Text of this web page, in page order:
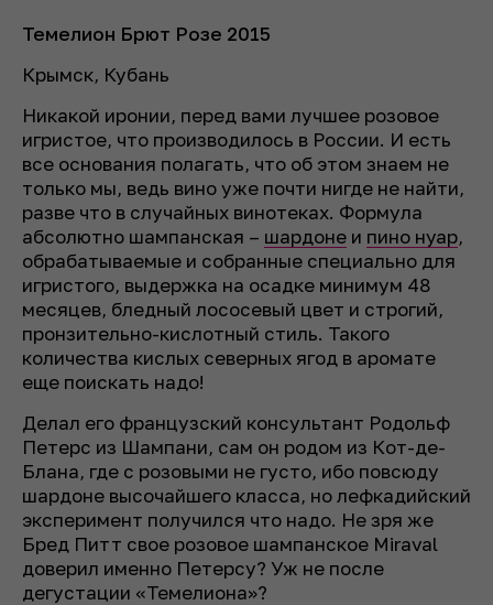
Темелион Брют Розе 2015
Крымск, Кубань
Никакой иронии, перед вами лучшее розовое
игристое, что производилось в России. И есть
все основания полагать, что об этом знаем не
только мы, ведь вино уже почти нигде не найти,
разве что в случайных винотеках. Формула
абсолютно шампанская – шардоне и пино нуар,
обрабатываемые и собранные специально для
игристого, выдержка на осадке минимум 48
месяцев, бледный лососевый цвет и строгий,
пронзительно-кислотный стиль. Такого
количества кислых северных ягод в аромате
еще поискать надо!
Делал его французский консультант Родольф
Петерс из Шампани, сам он родом из Кот-де-
Блана, где с розовыми не густо, ибо повсюду
шардоне высочайшего класса, но лефкадийский
эксперимент получился что надо. Не зря же
Бред Питт свое розовое шампанское Miraval
доверил именно Петерсу? Уж не после
дегустации «Темелиона»?